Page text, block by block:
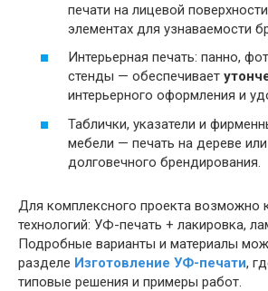
печати на лицевой
элементах для узнаваемости
Интерьерная печать: панно,
стенды — обеспечивает
интерьерного оформления и
Таблички, указатели и
мебели — печать на дереве
долговечного брендирования.
Для комплексного проекта возможно
технологий: УФ-печать + лакировка,
Подробные варианты и материалы
разделе Изготовление УФ-печати,
типовые решения и примеры работ.